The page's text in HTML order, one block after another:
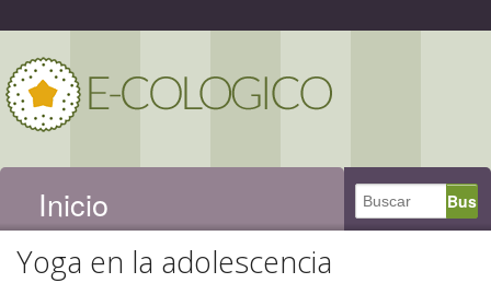
Inicio
Yoga en la adolescencia